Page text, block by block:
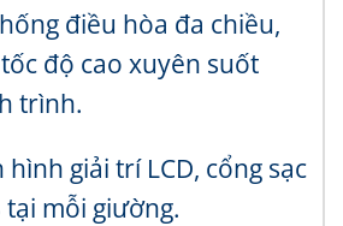
điều hòa đa chiều,
độ cao xuyên suốt
trình.
hình giải trí LCD, cổng sạc
tại mỗi giường.